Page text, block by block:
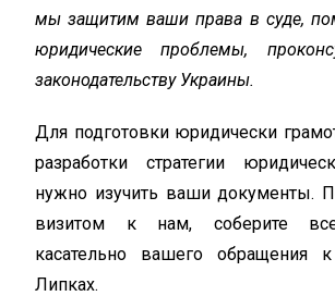
мы защитим ваши права в суде,
юридические проблемы,
законодательству Украины.
Для подготовки юридически
разработки стратегии
нужно изучить ваши документы.
визитом к нам, соберите
касательно вашего обращения
Липках.